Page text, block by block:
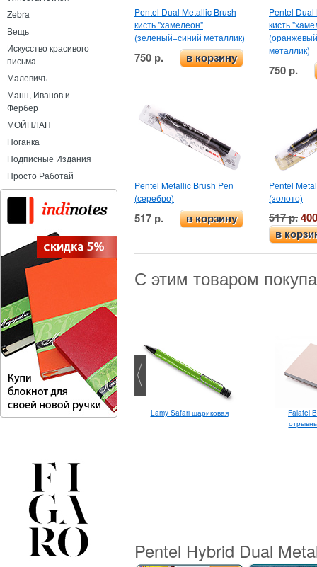
Zebra
Вещь
Искусство красивого
письма
Малевичъ
Манн, Иванов и
Фербер
МОЙПЛАН
Поганка
Подписные Издания
Просто Работай
Pentel Dual Metallic Brush
кисть "хамелеон"
(зеленый+синий металлик)
750 р. в корзину
Pentel
кисть
металлик)
750 р.
Pentel Metallic Brush Pen
(серебро)
517 р. в корзину
Pentel
(золото)
517 р.
в
С этим товаром
SFW34A двухсторонний
Lamy Safari шариковая
Falafel
Pentel Hybrid Dual